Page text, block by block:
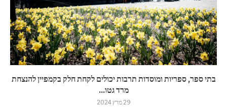
בתי ספר, ספריות ומוסדות תרבות יכולים לקחת חלק בקמפיין להנצחת
מרד גטו...
29 מרץ 2024